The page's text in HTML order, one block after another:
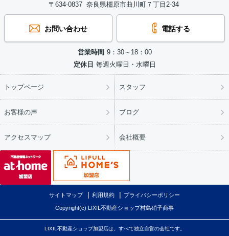
〒634-0837 奈良県橿原市曲川町７丁目2-34
お問い合わせ 電話する
営業時間 9：30～18：00
定休日 毎週火曜日・水曜日
トップページ スタッフ
お客様の声 ブログ
アクセスマップ 会社概要
サイトマップ 利用規約 プライバシーポリシー
Copyright(c) LIXIL不動産ショップ村島硝子商事
LIXIL不動産ショップ加盟店は、すべて独立自営の会社です。